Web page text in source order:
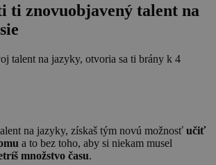
ti znovuobjavený talent na
talent na jazyky, otvoria sa ti brány k 4
na jazyky, získaš tým novú možnosť učiť
a to bez toho, aby si niekam musel
množstvo času.